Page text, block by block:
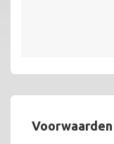
Voorwaarden